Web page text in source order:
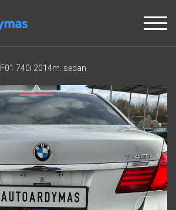
F01 740i 2014m. sedan